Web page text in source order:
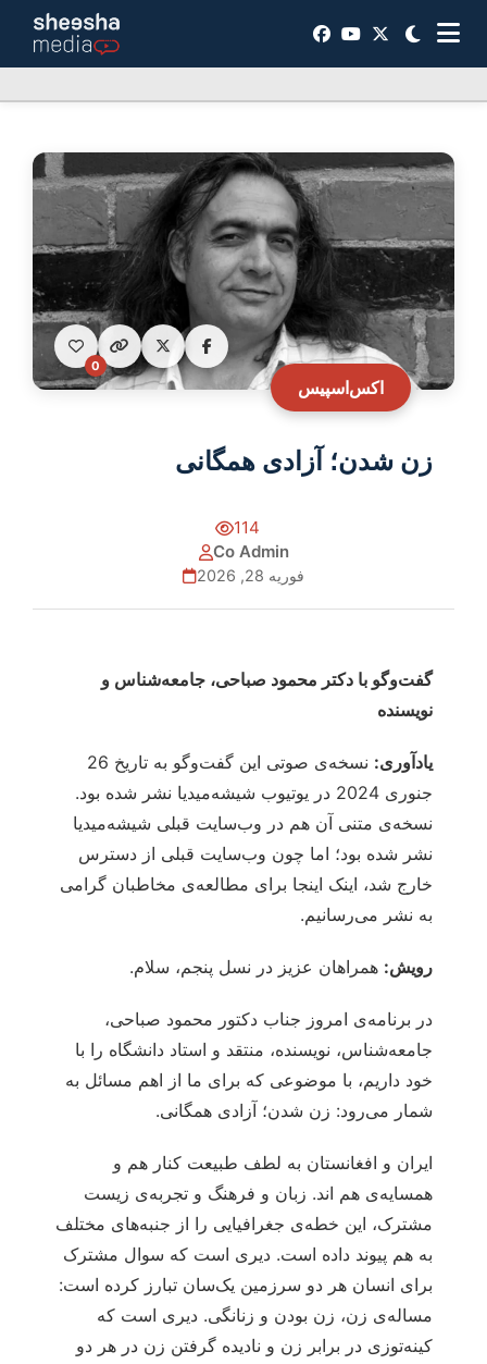
اکس‌اسپیس
0
زن شدن؛ آزادی همگانی
114
Co Admin
فوریه 28, 2026
گفت‌وگو با دکتر محمود صباحی، جامعه‌شناس و
نویسنده
یادآوری:
نسخه‌ی صوتی این گفت‌وگو به تاریخ 26
جنوری 2024 در یوتیوب شیشه‌میدیا نشر شده بود.
نسخه‌ی متنی آن هم در وب‌سایت قبلی شیشه‌میدیا
نشر شده بود؛ اما چون وب‌سایت قبلی از دسترس
خارج شد، اینک اینجا برای مطالعه‌ی مخاطبان گرامی
به نشر می‌رسانیم.
رویش: همراهان عزیز در نسل پنجم، سلام.
در برنامه‌ی امروز جناب دکتور محمود صباحی،
جامعه‌شناس، نویسنده، منتقد و استاد دانشگاه را با
خود داریم، با موضوعی که برای ما از اهم مسائل به
شمار می‌رود: زن شدن؛ آزادی همگانی.
ایران و افغانستان به لطف طبیعت کنار هم و
همسایه‌ی هم‌ اند. زبان و فرهنگ و تجربه‌ی زیست
مشترک، این خطه‌ی جغرافیایی را از جنبه‌های مختلف
به هم پیوند داده است. دیری است که سوال مشترک
برای انسان هر دو سرزمین یک‌سان تبارز کرده است:
مساله‌ی زن، زن بودن و زنانگی. دیری است که
کینه‌توزی در برابر زن و نادیده گرفتن زن در هر دو